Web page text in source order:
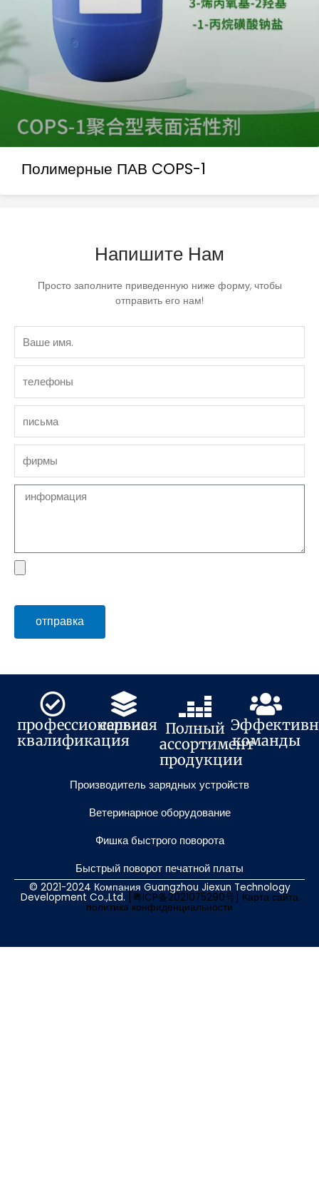
Полимерные ПАВ COPS-1
Напишите Нам
Просто заполните приведенную ниже форму, чтобы
отправить его нам!
имя.
Сообщение
файл
отправка
профессиональная
квалификация
сервис
Полный
ассортимент
продукции
команды
Производитель зарядных устройств
Ветеринарное оборудование
Фишка быстрого поворота
Быстрый поворот печатной платы
© 2021-2024 Компания Guangzhou Jiexun Technology
Development Co.,Ltd. [粤ICP备2021075290号] Карта сайта
политика конфиденциальности